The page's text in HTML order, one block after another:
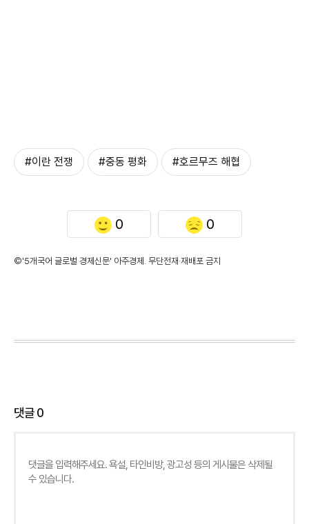
#이란 전쟁 #중동 평화 #호르무즈 해협
0 0
©'5개국어 글로벌 경제신문' 아주경제. 무단전재·재배포 금지
댓글0